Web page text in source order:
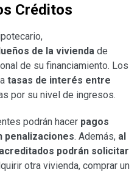
Créditos
de la vivienda de
de su financiamiento. Los
tasas de interés entre
por su nivel de ingresos.
podrán hacer pagos
penalizaciones. Además, al
acreditados podrán solicitar
otra vivienda, comprar un